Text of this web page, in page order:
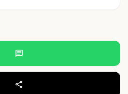
chat
share